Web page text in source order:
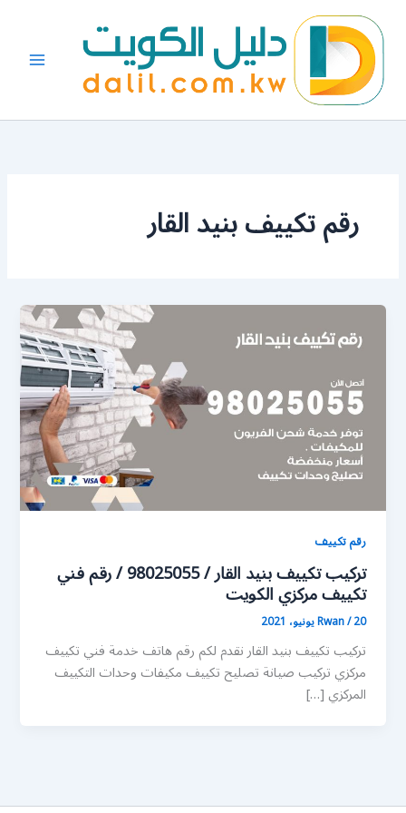
المحتوى
رقم تكييف بنيد القار
رقم تكييف
تركيب تكييف بنيد القار / 98025055 / رقم فني
تكييف مركزي الكويت
Rwan/20 يونيو، 2021
تركيب تكييف بنيد القار نقدم لكم رقم هاتف خدمة فني تكييف
مركزي تركيب صيانة تصليح تكييف مكيفات وحدات التكييف
المركزي […]